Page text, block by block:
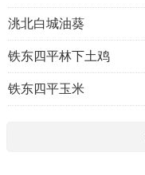
洮北白城油葵
铁东四平林下土鸡
铁东四平玉米